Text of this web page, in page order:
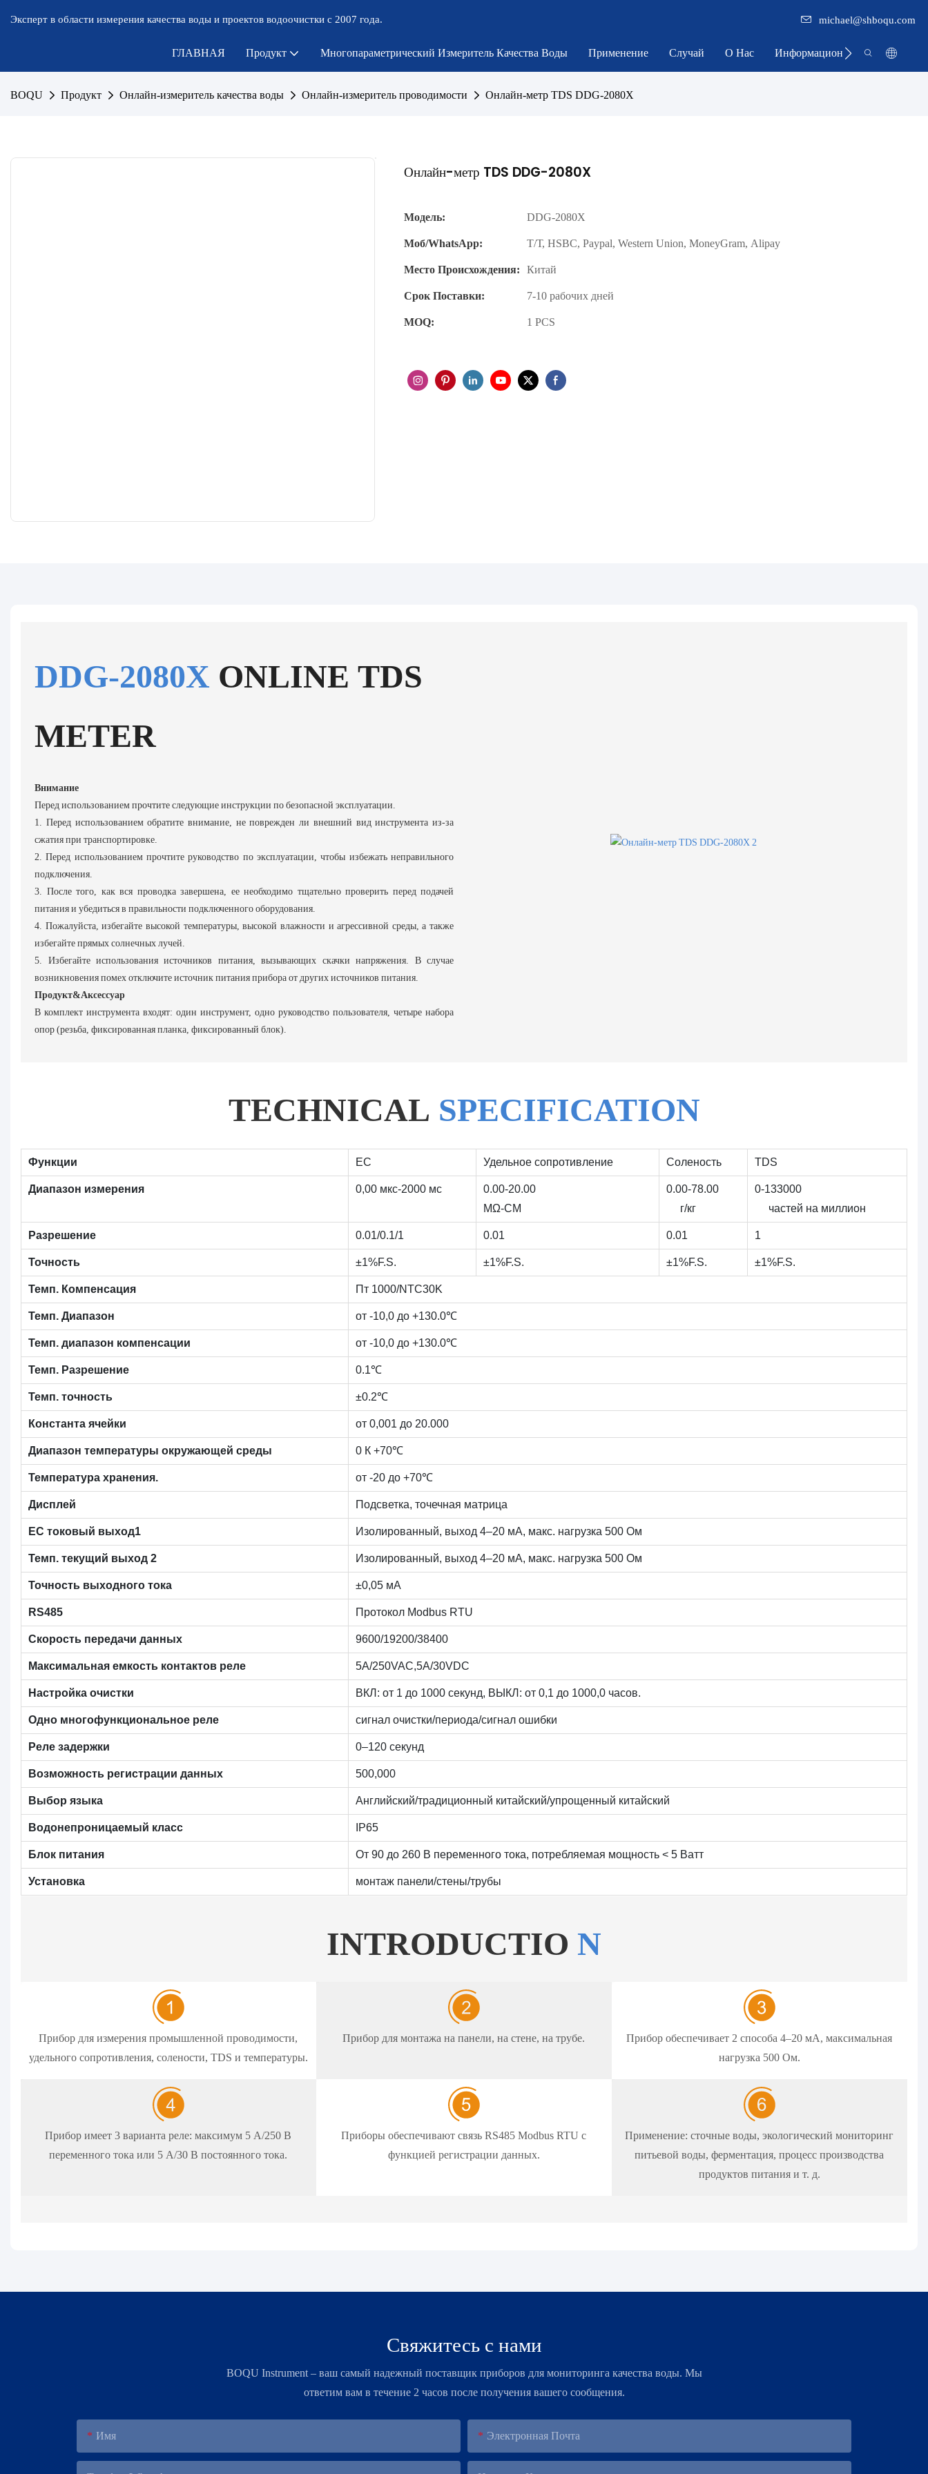
Эксперт в области измерения качества воды и проектов водоочистки с 2007 года. michael@shboqu.com
ГЛАВНАЯ Продукт Многопараметрический Измеритель Качества Воды Применение Случай О Нас Информационный Центр
BOQU Продукт Онлайн-измеритель качества воды Онлайн-измеритель проводимости Онлайн-метр TDS DDG-2080X
Онлайн-метр TDS DDG-2080X
Модель:
DDG-2080X
Моб/WhatsApp:
Т/Т, HSBC, Paypal, Western Union, MoneyGram, Alipay
Место Происхождения: Китай
Срок Поставки:
7-10 рабочих дней
MOQ:
1 PCS
DDG-2080X ONLINE TDS
METER
Внимание
Перед использованием прочтите следующие инструкции по безопасной эксплуатации.
1. Перед использованием обратите внимание, не поврежден ли внешний вид инструмента из-за
сжатия при транспортировке.
2. Перед использованием прочтите руководство по эксплуатации, чтобы избежать неправильного
подключения.
3. После того, как вся проводка завершена, ее необходимо тщательно проверить перед подачей
питания и убедиться в правильности подключенного оборудования.
4. Пожалуйста, избегайте высокой температуры, высокой влажности и агрессивной среды, а также
избегайте прямых солнечных лучей.
5. Избегайте использования источников питания, вызывающих скачки напряжения. В случае
возникновения помех отключите источник питания прибора от других источников питания.
Продукт&Аксессуар
В комплект инструмента входят: один инструмент, одно руководство пользователя, четыре набора
опор (резьба, фиксированная планка, фиксированный блок).
TECHNICAL SPECIFICATION
Функции EC Удельное сопротивление Соленость TDS
Диапазон измерения 0,00 мкс-2000 мс
0.00-20.00
MΩ-CM
0.00-78.00
г/кг
0-133000
частей на миллион
Разрешение 0.01/0.1/1 0.01 0.01 1
Точность ±1%F.S. ±1%F.S. ±1%F.S. ±1%F.S.
Темп. Компенсация Пт 1000/NTC30K
Темп. Диапазон от -10,0 до +130.0℃
Темп. диапазон компенсации от -10,0 до +130.0℃
Темп. Разрешение 0.1℃
Темп. точность ±0.2℃
Константа ячейки от 0,001 до 20.000
Диапазон температуры окружающей среды 0 К +70℃
Температура хранения. от -20 до +70℃
Дисплей Подсветка, точечная матрица
EC токовый выход1 Изолированный, выход 4–20 мА, макс. нагрузка 500 Ом
Темп. текущий выход 2 Изолированный, выход 4–20 мА, макс. нагрузка 500 Ом
Точность выходного тока ±0,05 мА
RS485 Протокол Modbus RTU
Скорость передачи данных 9600/19200/38400
Максимальная емкость контактов реле 5A/250VAC,5A/30VDC
Настройка очистки ВКЛ: от 1 до 1000 секунд, ВЫКЛ: от 0,1 до 1000,0 часов.
Одно многофункциональное реле сигнал очистки/периода/сигнал ошибки
Реле задержки 0–120 секунд
Возможность регистрации данных 500,000
Выбор языка Английский/традиционный китайский/упрощенный китайский
Водонепроницаемый класс IP65
Блок питания От 90 до 260 В переменного тока, потребляемая мощность < 5 Ватт
Установка монтаж панели/стены/трубы
INTRODUCTIO N
Прибор для измерения промышленной проводимости,
удельного сопротивления, солености, TDS и температуры.
Прибор для монтажа на панели, на стене, на трубе.
Прибор обеспечивает 2 способа 4–20 мА, максимальная
нагрузка 500 Ом.
Прибор имеет 3 варианта реле: максимум 5 А/250 В
переменного тока или 5 А/30 В постоянного тока.
Приборы обеспечивают связь RS485 Modbus RTU с
функцией регистрации данных.
Применение: сточные воды, экологический мониторинг
питьевой воды, ферментация, процесс производства
продуктов питания и т. д.
Свяжитесь с нами
BOQU Instrument – ​​ваш самый надежный поставщик приборов для мониторинга качества воды. Мы
ответим вам в течение 2 часов после получения вашего сообщения.
Имя Электронная Почта